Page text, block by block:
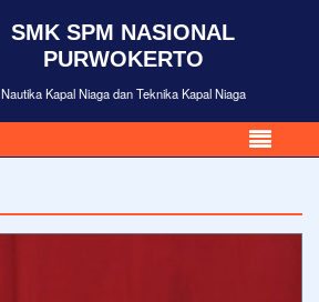
SMK SPM NASIONAL
PURWOKERTO
Nautika Kapal Niaga dan Teknika Kapal Niaga